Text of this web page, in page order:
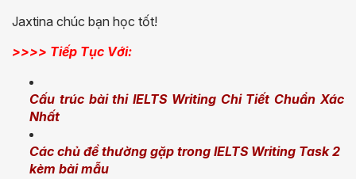
Jaxtina chúc bạn học tốt!
>>>> Tiếp Tục Với:
Cấu trúc bài thi IELTS Writing Chi Tiết Chuẩn Xác
Nhất
Các chủ đề thường gặp trong IELTS Writing Task 2
kèm bài mẫu